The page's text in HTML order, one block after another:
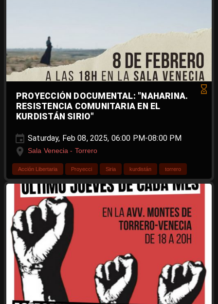
PROYECCIÓN DOCUMENTAL: "NAHARINA.
RESISTENCIA COMUNITARIA EN EL
KURDISTÁN SIRIO"
Saturday, Feb 08, 2025, 06:00 PM-08:00 PM
Sala Venecia - Torrero
Acción Libertaria Proyecci Siria kurdistán torrero